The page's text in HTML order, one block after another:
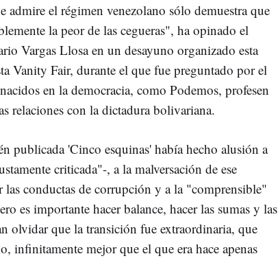
admire el régimen venezolano sólo demuestra que
la peor de las cegueras", ha opinado el
Vargas Llosa en un desayuno organizado esta
Vanity Fair, durante el que fue preguntado por el
en la democracia, como Podemos, profesen
relaciones con la dictadura bolivariana.
publicada 'Cinco esquinas' había hecho alusión a
criticada"-, a la malversación de ese
conductas de corrupción y a la "comprensible"
es importante hacer balance, hacer las sumas y las
olvidar que la transición fue extraordinaria, que
infinitamente mejor que el que era hace apenas